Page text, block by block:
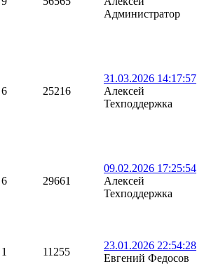
Администратор
6 25216
31.03.2026 14:17:57
Алексей
Техподдержка
6 29661
09.02.2026 17:25:54
Алексей
Техподдержка
1 11255
23.01.2026 22:54:28
Евгений Федосов